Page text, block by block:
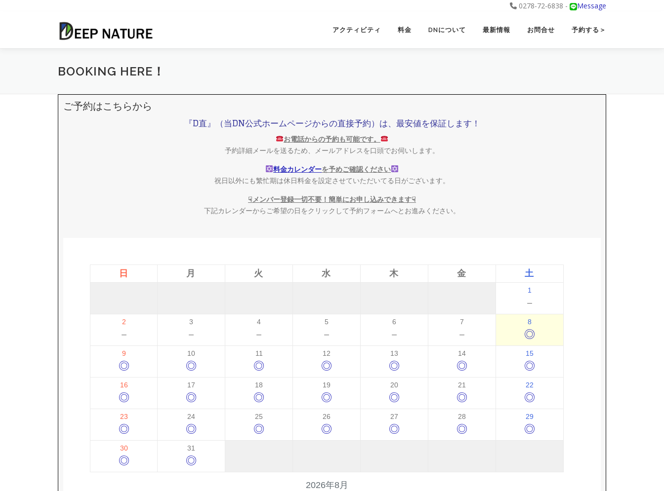
0278-72-6838 -
Message
ン
アクティビティ 料金 DNについて 最新情報 お問合せ 予約する＞
BOOKING HERE！
ご予約はこちらから
『D直』（当DN公式ホームページからの直接予約）は、最安値を保証します！
お電話からの予約も可能です。
予約詳細メールを送るため、メールアドレスを口頭でお伺いします。
料金カレンダーを予めご確認ください
祝日以外にも繁忙期は休日料金を設定させていただいてる日がございます。
☟メンバー登録一切不要！簡単にお申し込みできます☟
下記カレンダーからご希望の日をクリックして予約フォームへとお進みください。
2026年8月
日 月 火 水 木 金 土
1
－
2
－
3
－
4
－
5
－
6
－
7
－
8
◎
9
◎
10
◎
11
◎
12
◎
13
◎
14
◎
15
◎
16
◎
17
◎
18
◎
19
◎
20
◎
21
◎
22
◎
23
◎
24
◎
25
◎
26
◎
27
◎
28
◎
29
◎
30
◎
31
◎